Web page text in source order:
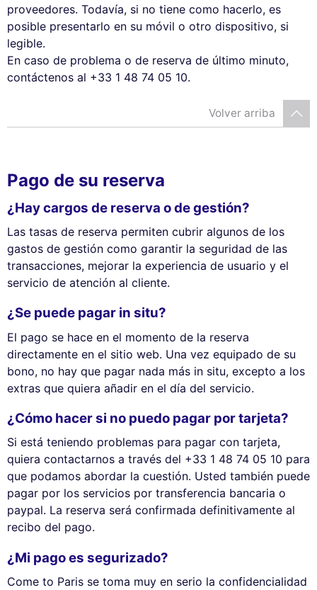
proveedores. Todavía, si no tiene como hacerlo, es
posible presentarlo en su móvil o otro dispositivo, si
legible.
En caso de problema o de reserva de último minuto,
contáctenos al +33 1 48 74 05 10.
Volver arriba
Pago de su reserva
¿Hay cargos de reserva o de gestión?
Las tasas de reserva permiten cubrir algunos de los
gastos de gestión como garantir la seguridad de las
transacciones, mejorar la experiencia de usuario y el
servicio de atención al cliente.
¿Se puede pagar in situ?
El pago se hace en el momento de la reserva
directamente en el sitio web. Una vez equipado de su
bono, no hay que pagar nada más in situ, excepto a los
extras que quiera añadir en el día del servicio.
¿Cómo hacer si no puedo pagar por tarjeta?
Si está teniendo problemas para pagar con tarjeta,
quiera contactarnos a través del +33 1 48 74 05 10 para
que podamos abordar la cuestión. Usted también puede
pagar por los servicios por transferencia bancaria o
paypal. La reserva será confirmada definitivamente al
recibo del pago.
¿Mi pago es segurizado?
Come to Paris se toma muy en serio la confidencialidad